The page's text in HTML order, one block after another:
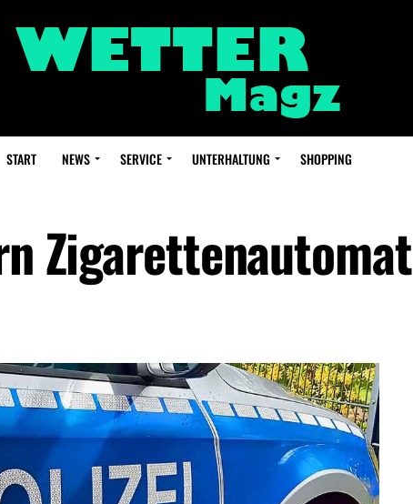
START NEWS SERVICE UNTERHALTUNG SHOPPING
Zigarettenautomat